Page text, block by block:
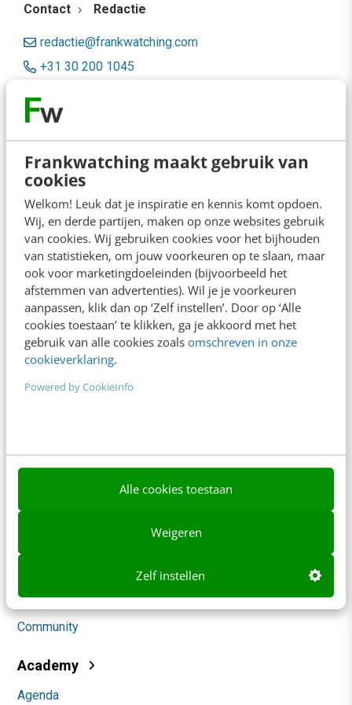
Frankwatching maakt gebruik van
cookies
Welkom! Leuk dat je inspiratie en kennis komt opdoen.
Wij, en derde partijen, maken op onze websites gebruik
van cookies. Wij gebruiken cookies voor het bijhouden
van statistieken, om jouw voorkeuren op te slaan, maar
ook voor marketingdoeleinden (bijvoorbeeld het
afstemmen van advertenties). Wil je je voorkeuren
aanpassen, klik dan op ‘Zelf instellen’. Door op ‘Alle
cookies toestaan’ te klikken, ga je akkoord met het
gebruik van alle cookies zoals omschreven in onze
cookieverklaring.
Powered by CookieInfo
Alle cookies toestaan
Weigeren
Zelf instellen
Contact Redactie
redactie@frankwatching.com
+31 30 200 1045
Meer contactopties
Frankwatching
Adverteren
Contact
Nieuwsbrieven
Over ons
Ons team
Werken bij
Klantcontact & CX
Themanieuwsbrieven
Community
Academy
Agenda